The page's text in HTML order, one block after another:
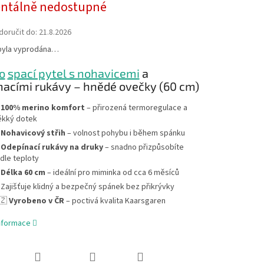
nedostupné
do: 21.8.2026
vyprodána…
spací pytel s nohavicemi a
rukávy – hnědé ovečky (60 cm)
100% merino komfort – přirozená termoregulace a
dotek
Nohavicový střih – volnost pohybu i během spánku
Odepínací rukávy na druky– snadno přizpůsobíte
teploty
Délka 60 cm – ideální pro miminka od cca 6 měsíců
klidný a bezpečný spánek bez přikrývky
Vyrobeno v ČR– poctivá kvalita Kaarsgaren